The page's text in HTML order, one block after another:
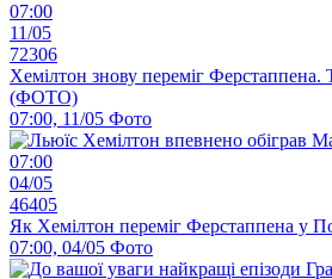
07:00
11/05
72306
Хемілтон знову переміг Ферстаппена.
(ФОТО)
07:00, 11/05 Фото
07:00
04/05
46405
Як Хемілтон переміг Ферстаппена у
07:00, 04/05 Фото